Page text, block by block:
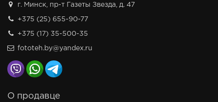
г. Минск, пр-т Газеты Звезда, д. 47
+375 (25) 655-90-77
+375 (17) 35-500-35
fototeh.by@yandex.ru
О продавце